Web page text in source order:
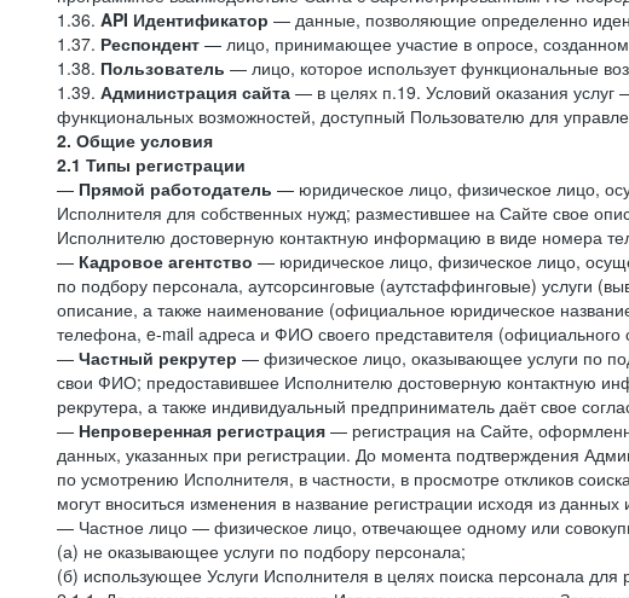
1.36. API Идентификатор — данные, позволяющие определенно
1.37. Респондент — лицо, принимающее участие в опросе,
1.38. Пользователь — лицо, которое использует функциональные
1.39. Администрация сайта — в целях п.19. Условий оказания
функциональных возможностей, доступный Пользователю для
2. Общие условия
2.1 Типы регистрации
— Прямой работодатель — юридическое лицо, физическое лицо,
Исполнителя для собственных нужд; разместившее на Сайте свое
Исполнителю достоверную контактную информацию в виде номера
— Кадровое агентство — юридическое лицо, физическое лицо,
по подбору персонала, аутсорсинговые (аутстаффинговые) услуги
описание, а также наименование (официальное юридическое
телефона, e-mail адреса и ФИО своего представителя (официального
— Частный рекрутер — физическое лицо, оказывающее услуги по
свои ФИО; предоставившее Исполнителю достоверную контактную
рекрутера, а также индивидуальный предприниматель даёт свое
— Непроверенная регистрация — регистрация на Сайте,
данных, указанных при регистрации. До момента подтверждения
по усмотрению Исполнителя, в частности, в просмотре откликов
могут вноситься изменения в название регистрации исходя из
— Частное лицо — физическое лицо, отвечающее одному или
(а) не оказывающее услуги по подбору персонала;
(б) использующее Услуги Исполнителя в целях поиска персонала